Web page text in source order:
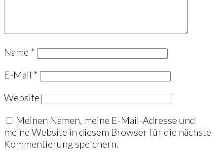
Name *
E-Mail *
Website
Meinen Namen, meine E-Mail-Adresse und
meine Website in diesem Browser für die nächste
Kommentierung speichern.